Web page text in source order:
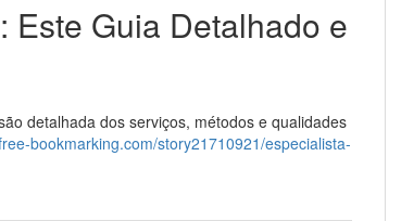
Este Guia Detalhado e
detalhada dos serviços, métodos e qualidades
bookmarking.com/story21710921/especialista-